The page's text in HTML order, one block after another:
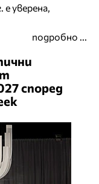
уверена,
подробно ...
според